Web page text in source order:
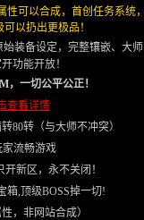
性可以合成，首创任务系统
以扔出更极品！
装备设定，完整镶嵌、大师
功能开放！
，一切公平公正！
查看详情
80转（与大师不冲突）
流畅游戏
新区，永不关闭！
箱,顶级BOSS掉一切!
，非网站合成）